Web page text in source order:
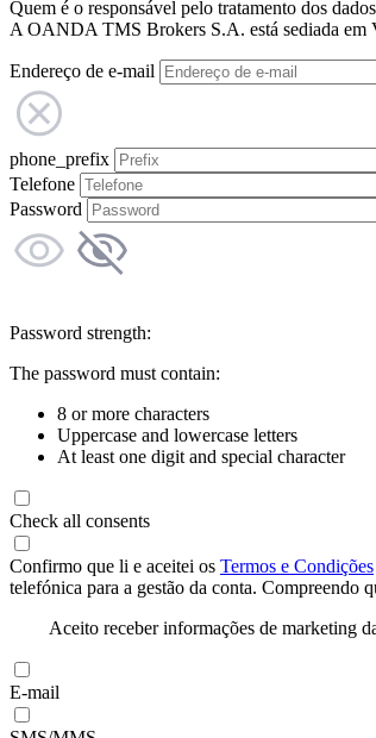
Quem é o responsável pelo tratamento dos
A OANDA TMS Brokers S.A. está sediada em
Endereço de e-mail
phone_prefix
Telefone
Password
Password strength:
The password must contain:
8 or more characters
Uppercase and lowercase letters
At least one digit and special character
Check all consents
Confirmo que li e aceitei os Termos e Condições
telefónica para a gestão da conta. Compreendo
Aceito receber informações de marketing
E-mail